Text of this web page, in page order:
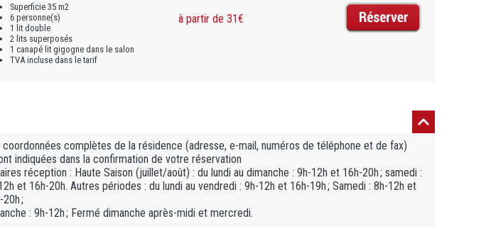
Superficie 35 m2
6 personne(s)
1 lit double
2 lits superposés
1 canapé lit gigogne dans le salon
TVA incluse dans le tarif
à partir de 31€
coordonnées complètes de la résidence (adresse, e-mail, numéros de téléphone et de fax)
indiquées dans la confirmation de votre réservation
réception : Haute Saison (juillet/août) : du lundi au dimanche : 9h-12h et 16h-20h ; samedi :
et 16h-20h. Autres périodes : du lundi au vendredi : 9h-12h et 16h-19h ; Samedi : 8h-12h et
20h ;
: 9h-12h ; Fermé dimanche après-midi et mercredi.